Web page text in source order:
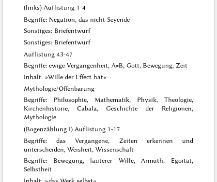
(links) Auflistung 1-4
Begriffe: Negation, das nicht Seyende
Sonstiges: Briefentwurf
Sonstiges: Briefentwurf
Auflistung 43-47
Begriffe: ewige Vergangenheit, A=B, Gott, Bewegung, Zeit
Inhalt: »Wille der Effect hat«
Mythologie/Offenbarung
Begriffe: Philosophie, Mathematik, Physik, Theologie,
Kirchenhistorie, Cabala, Geschichte der Religionen,
Mythologie
(Bogenzählung I) Auflistung 1-17
Begriffe: das Vergangene, Zeiten erkennen und
unterscheiden, Weisheit, Wissenschaft
Begriffe: Bewegung, lauterer Wille, Armuth, Egoität,
Selbstheit